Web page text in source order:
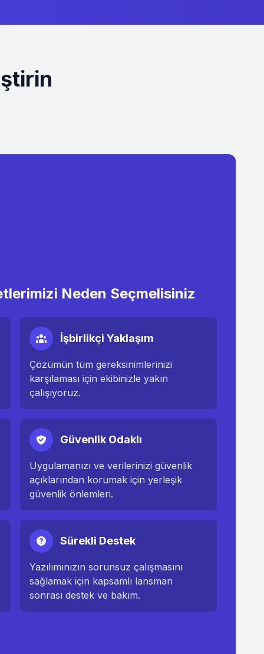
Neden Seçmelisiniz
İşbirlikçi Yaklaşım
Çözümün tüm gereksinimlerinizi
karşılaması için ekibinizle yakın
çalışıyoruz.
Güvenlik Odaklı
Uygulamanızı ve verilerinizi güvenlik
açıklarından korumak için yerleşik
güvenlik önlemleri.
Sürekli Destek
Yazılımınızın sorunsuz çalışmasını
sağlamak için kapsamlı lansman
sonrası destek ve bakım.